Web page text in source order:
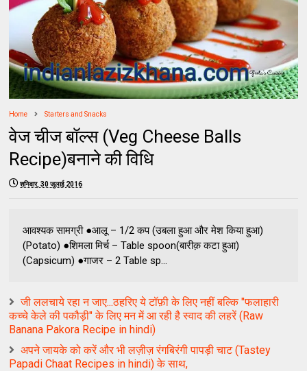
Home Starters and Snacks
वेज चीज बॉल्स (Veg Cheese Balls
Recipe)बनाने की विधि
शनिवार, 30 जुलाई 2016
आवश्यक सामग्री ●आलू – 1/2 कप (उबला हुआ और मेश किया हुआ)
(Potato) ●शिमला मिर्च – Table spoon(बारीक़ कटा हुआ)
(Capsicum) ●गाजर – 2 Table sp...
जी ललचाये रहा न जाए...ठहरिए ये टॉफ़ी के लिए नहीं बल्कि "फलाहारी
कच्चे केले की पकौड़ी" के लिए मन में आ रही है स्वाद की लहरें (Raw
Banana Pakora Recipe in hindi)
अपने जायके को करें और भी लज़ीज़ रंगबिरंगी पापड़ी चाट (Tastey
Papadi Chaat Recipes in hindi) के साथ,